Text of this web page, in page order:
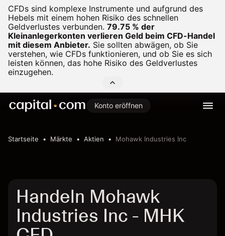
CFDs sind komplexe Instrumente und aufgrund des
Hebels mit einem hohen Risiko des schnellen
Geldverlustes verbunden. 79.75 % der
Kleinanlegerkonten verlieren Geld beim CFD-Handel
mit diesem Anbieter. Sie sollten abwägen, ob Sie
verstehen, wie CFDs funktionieren, und ob Sie es sich
leisten können, das hohe Risiko des Geldverlustes
einzugehen.
Konto eröffnen
Startseite Märkte Aktien Mohawk Industries Inc
Handeln Mohawk
Industries Inc - MHK